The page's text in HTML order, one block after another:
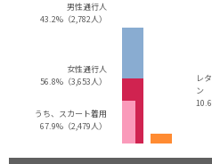
男性通行人
43.2%（2,782人）
女性通行人
56.8%（3,653人）
うち、スカート着用
67.9%（2,479人）
レ
ン